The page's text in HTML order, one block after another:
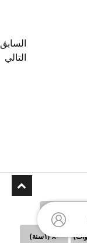
السابق
التالي
٨٠ (١سنة)